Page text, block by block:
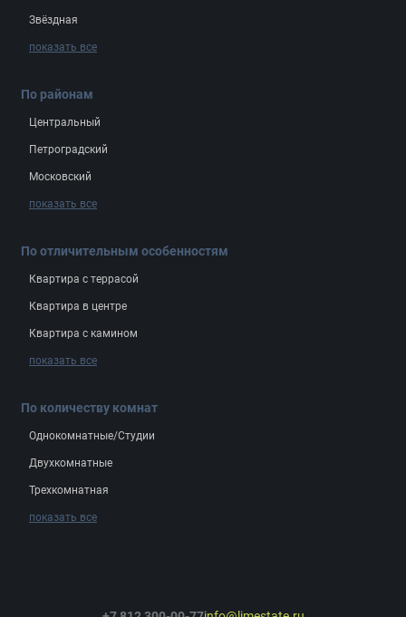
Звёздная
показать все
По районам
Центральный
Петроградский
Московский
показать все
По отличительным особенностям
Квартира с террасой
Квартира в центре
Квартира с камином
показать все
По количеству комнат
Однокомнатные/Студии
Двухкомнатные
Трехкомнатная
показать все